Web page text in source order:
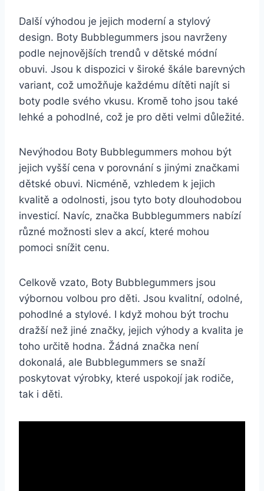
Další ⁢výhodou​ je jejich moderní a stylový
design. ⁣Boty ​Bubblegummers jsou navrženy
⁣podle nejnovějších trendů v dětské ​módní
obuvi. Jsou k dispozici‌ v ⁤široké škále barevných
variant, což umožňuje každému⁢ dítěti najít ​si
‌boty podle‍ svého vkusu. Kromě toho jsou také ​
lehké a pohodlné, ‍což je pro děti velmi důležité.
Nevýhodou Boty ​Bubblegummers mohou⁢ být
jejich vyšší cena⁤ v ⁣porovnání s jinými​ značkami
dětské obuvi. Nicméně, ⁣vzhledem k ‍jejich
kvalitě a odolnosti,⁣ jsou‌ tyto⁤ boty ⁢dlouhodobou
investicí. Navíc, značka Bubblegummers​ nabízí
různé možnosti slev a akcí, které mohou
pomoci snížit⁤ cenu.
Celkově vzato, Boty⁤ Bubblegummers‌ jsou
výbornou volbou pro děti. Jsou kvalitní, ⁤odolné,
pohodlné a stylové. I když‍ mohou‍ být trochu‍
dražší ​než‍ jiné ‌značky, jejich ⁢výhody a kvalita je
toho určitě hodna. Žádná značka ⁣není
dokonalá, ale Bubblegummers se‌ snaží
poskytovat výrobky,⁢ které uspokojí‌ jak ⁢rodiče,
tak⁢ i děti.